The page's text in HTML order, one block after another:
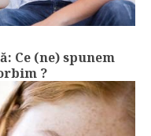
Ce (ne) spunem
?